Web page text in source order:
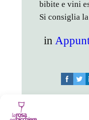
bibite e vini
Si consiglia
in
facebooktwitter
Appuntamenti